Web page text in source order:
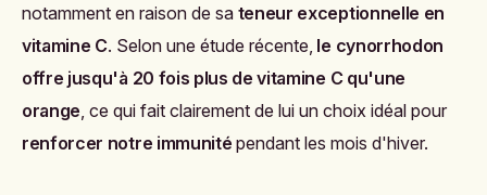
notamment en raison de sa teneur exceptionnelle en
vitamine C. Selon une étude récente, le cynorrhodon
offre jusqu'à 20 fois plus de vitamine C qu'une
orange , ce qui fait clairement de lui un choix idéal pour
renforcer notre immunité pendant les mois d'hiver.